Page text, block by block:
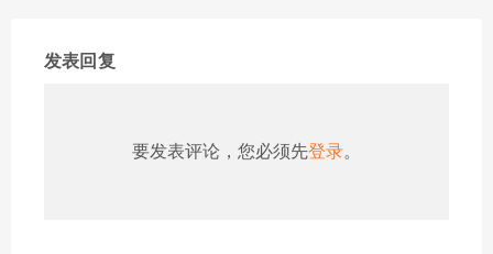
发表回复
要发表评论，您必须先登录。